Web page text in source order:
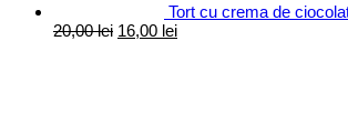
Tort cu crema de
20,00lei Prețul
16,00 leiPrețul